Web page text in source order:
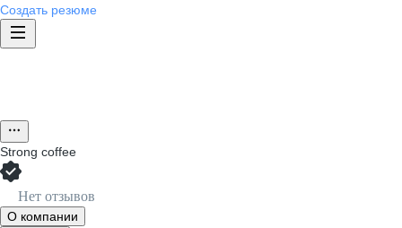
Создать резюме
Strong coffee
Нет отзывов
О компании